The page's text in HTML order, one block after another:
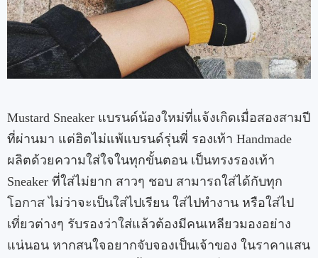
Mustard Sneaker แบรนด์น้องใหม่ที่แจ้งเกิดเมื่อสองสามปี
ที่ผ่านมา แต่ฮิตไม่แพ้แบรนด์รุ่นพี่ รองเท้า Handmade
ผลิตด้วยความใส่ใจในทุกขั้นตอน เป็นทรงรองเท้า
Sneaker ที่ใส่ไม่ยาก สาวๆ ชอบ สามารถใส่ได้กับทุก
โอกาส ไม่ว่าจะเป็นใส่ไปเรียน ใส่ไปทำงาน หรือใส่ไป
เที่ยวต่างๆ รับรองว่าใส่แล้วต้องมีคนเหลียวมองอย่าง
แน่นอน หากสนใจอยากจับจองเป็นเจ้าของ ในราคาแสน